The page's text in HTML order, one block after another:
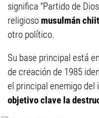
significa “Partido de
religioso musulmán
otro político.
Su base principal está
de creación de 1985
el principal enemigo del
objetivo clave la